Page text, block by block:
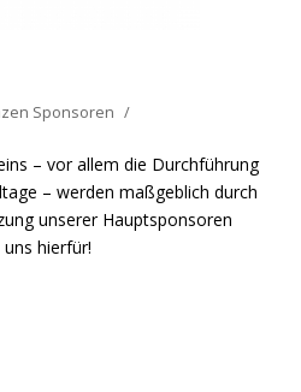
Sponsoren /
– vor allem die Durchführung
– werden maßgeblich durch
unserer Hauptsponsoren
hierfür!